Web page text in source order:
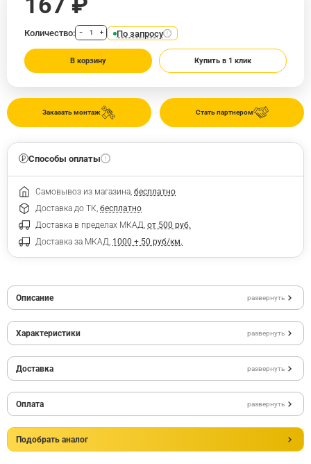
Стать партнером
Заказать монтаж
Количество: − + По запросу
В корзину Купить в 1 клик
Способы оплаты
Самовывоз из магазина, бесплатно
Доставка до ТК, бесплатно
Доставка в пределах МКАД, от 500 руб.
Доставка за МКАД, 1000 + 50 руб/км.
Описание развернуть
Характеристики развернуть
Доставка развернуть
Оплата развернуть
Подобрать аналог